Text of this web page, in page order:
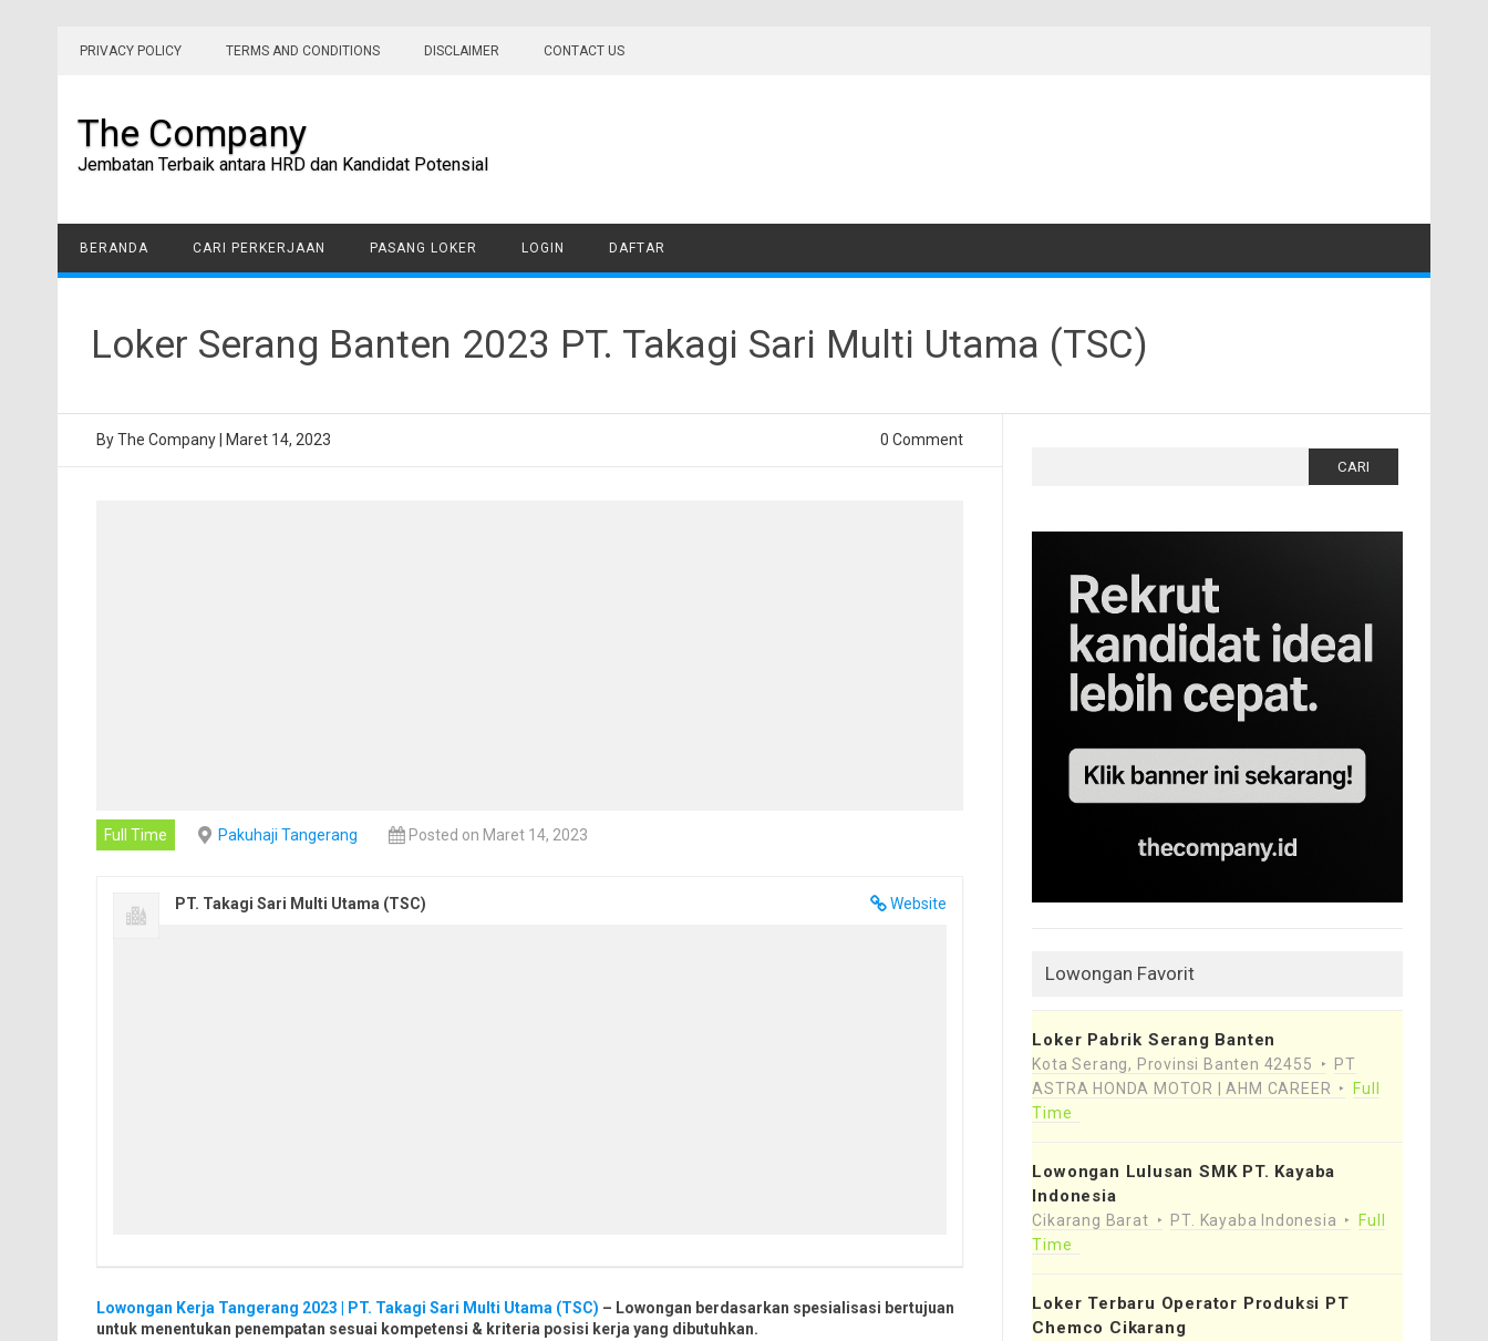
PRIVACY POLICY TERMS AND CONDITIONS DISCLAIMER CONTACT US
The Company
Jembatan Terbaik antara HRD dan Kandidat Potensial
BERANDA CARI PERKERJAAN PASANG LOKER LOGIN DAFTAR
Loker Serang Banten 2023 PT. Takagi Sari Multi Utama (TSC)
ByThe Company Maret 14, 2023 0 Comment
Full Time Pakuhaji Tangerang Posted on Maret 14, 2023
Website
PT. Takagi Sari Multi Utama (TSC)
Lowongan Kerja Tangerang 2023 | PT. Takagi Sari Multi Utama (TSC) – Lowongan berdasarkan spesialisasi bertujuan
untuk menentukan penempatan sesuai kompetensi & kriteria posisi kerja yang dibutuhkan.
Lowongan Favorit
Loker Pabrik Serang Banten
Kota Serang, Provinsi Banten 42455
PT
ASTRA HONDA MOTOR | AHM CAREER
Full
Time
Lowongan Lulusan SMK PT. Kayaba
Indonesia
Cikarang Barat PT. Kayaba Indonesia
Full
Time
Loker Terbaru Operator Produksi PT
Chemco Cikarang